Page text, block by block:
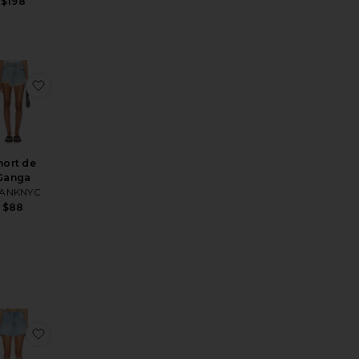
The Dust Short
VINTAGE MARLOW
favoritoVintage Cut Off Shorts
de
$88
Relaxed Shorts
favoritoSHORTS LOW